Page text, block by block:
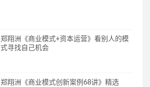
郑翔洲《商业模式+资本运营》看别人的模
式寻找自己机会
郑翔洲《商业模式创新案例68讲》精选